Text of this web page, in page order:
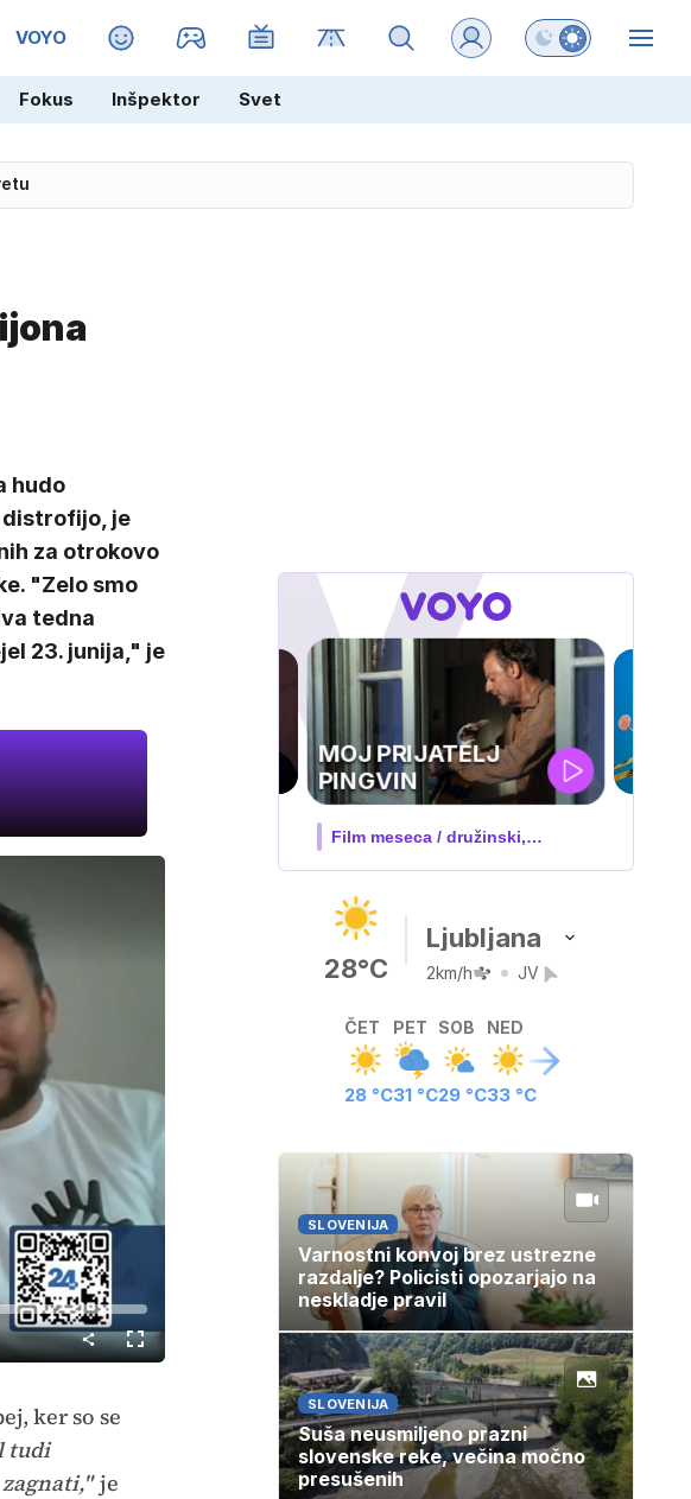
VOYO MAGAZIN Preklopi barvni
Fokus Inšpektor Svet
hudo
distrofijo, je
za otrokovo
"Zelo smo
tedna
23. junija," je
Celozaslonski
način
ker so se
tudi
je
IQ 160
Nova hrvaška serija
28°C
Ljubljana
2km/h JV
ČET
28 °C
PET
31 °C
SOB
29 °C
NED
33 °C
SLOVENIJA
Varnostni konvoj brez ustrezne
razdalje? Policisti opozarjajo na
neskladje pravil
SLOVENIJA
Suša neusmiljeno prazni
slovenske reke, večina močno
presušenih